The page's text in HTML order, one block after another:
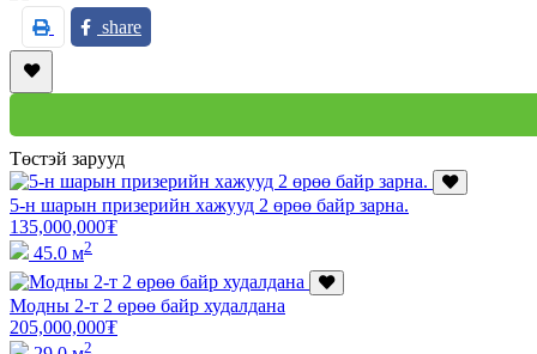
share
Төстэй зарууд
5-н шарын призерийн хажууд 2 өрөө байр зарна.
135,000,000₮
45.0 м2
Модны 2-т 2 өрөө байр худалдана
205,000,000₮
2